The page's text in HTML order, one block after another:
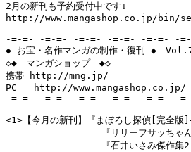
2月の新刊も予約受付中です↓
http://www.mangashop.co.jp/bin/
-=-=- -=-=- -=-=- -=-=- -=-=- -
◆ お宝・名作マンガの制作・復刊 ◆　
◇◆　マンガショップ　◆◇
携帯 http://mng.jp/
PC   http://www.mangashop.co.jp/
-=-=- -=-=- -=-=- -=-=- -=-=- -
<1>【今月の新刊】『まぼろし探偵[完全
『リリーフサッちゃ
『石井いさみ傑作集2